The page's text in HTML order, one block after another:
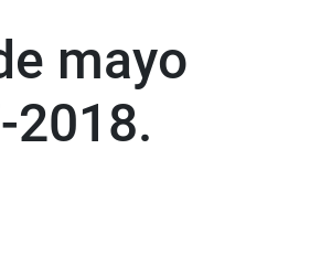
mayo
2018.